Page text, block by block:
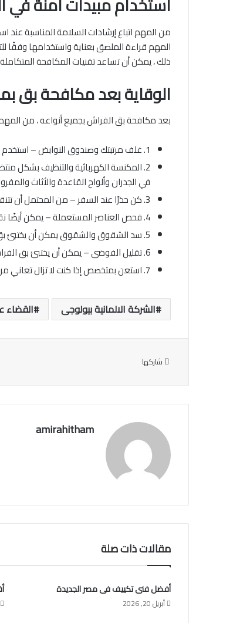
من المهم اتباع إرشادات السلامة المناسبة عند
المهم قراءة الملصق بعناية واستخدامها وفقًا
ذلك ، يمكن أن تساعد تقنيات المكافحة
الوقاية بعد مكافحة بق
بعد مكافحة بق الفراش بجميع أنواعه ، من المهم
1. غلف مرتبتك وصندوق النوابض – استخدم أغلفة خاصة لحشرات الفراش تغطي المرتبة بأكملها بما في ذلك السحابات والدرزات ، وهذا سيمنع بق الفراش من الدخول أو الهروب.
2. المكنسة الكهربائية والتنظيف بشكل
في الجدران وألواح القاعدة والأثاث
3. كن حذرًا عند السفر – من المحتمل أن تتنقل بق الفراش على الملابس والأمتعة ، وتأكد من فحص متعلقاتك وسريرك في الفنادق قبل الانطلاق.
4. فحص العناصر المستعملة – يمكن أيضًا نقل بق الفراش في الأثاث المستعمل والإلكترونيات والأدوات المنزلية الأخرى. كن حذرًا عند إحضار هذه العناصر إلى منزلك وافحصها جيدًا.
5. سد الشقوق والشقوق يمكن أن يختبئ بق الفراش في الشقوق والشقوق في الجدران والأرضيات والأثاث. سد أي ثقوب أو فتحات في هذه المناطق بسد أو مانع التسرب.
6. تقليل الفوضى – يمكن أن يختبئ بق الفراش في كثير من الأحيان في المناطق المزدحمة ، لذلك حافظ على نظافة مناطق المعيشة الخاصة بك وخالية من الفوضى.
7. استعن بمتخصص إذا كنت لا تزال تعاني من بق الفراش ، ففكر في الاستعانة بمتخصص في مكافحة الآفات يمكنه المساعدة في التخلص منها وتوفير تدابير وقائية مستمرة.
الشركة الالمانية بيولوجى القضاء
شاركها
amirahitham
مقالات ذات صلة
أفضل فنى تكييف فى مصر الجديدة
أبريل 20, 2026